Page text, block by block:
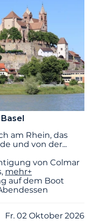
Basel
am Rhein, das
und von der...
von Colmar
mehr+
auf dem Boot
Fr. 02 Oktober 2026